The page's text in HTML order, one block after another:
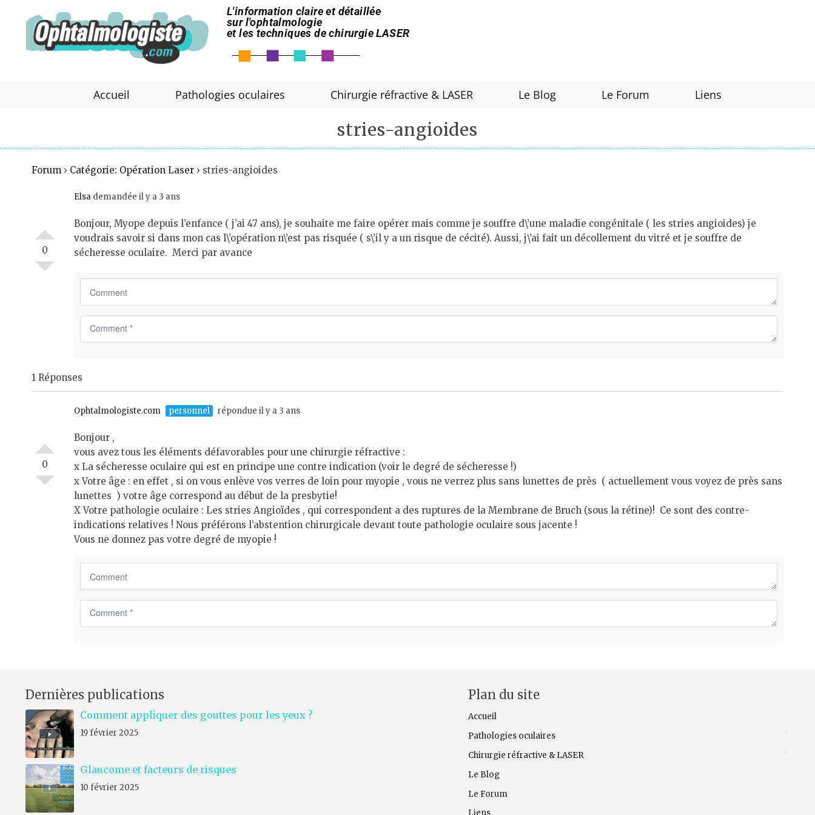
L'information claire et détaillée
sur l'ophtalmologie
et les techniques de chirurgie LASER
Accueil Pathologies oculaires Chirurgie réfractive & LASER Le Blog Le Forum Liens
stries-angioides
Forum › Catégorie: Opération Laser › stries-angioides
0
Elsa demandée il y a 3 ans
Bonjour, Myope depuis l’enfance ( j’ai 47 ans), je souhaite me faire opérer mais comme je souffre d\’une maladie congénitale ( les stries angioides) je
voudrais savoir si dans mon cas l\’opération n\’est pas risquée ( s\’il y a un risque de cécité). Aussi, j\’ai fait un décollement du vitré et je souffre de
sécheresse oculaire. Merci par avance
e
n
t
1 Réponses
0
Ophtalmologiste.com personnel répondue il y a 3 ans
Bonjour ,
vous avez tous les éléments défavorables pour une chirurgie réfractive :
x La sécheresse oculaire qui est en principe une contre indication (voir le degré de sécheresse !)
x Votre âge : en effet , si on vous enlève vos verres de loin pour myopie , vous ne verrez plus sans lunettes de près ( actuellement vous voyez de près sans
lunettes ) votre âge correspond au début de la presbytie!
X Votre pathologie oculaire : Les stries Angioïdes , qui correspondent a des ruptures de la Membrane de Bruch (sous la rétine)! Ce sont des contre-
indications relatives ! Nous préférons l’abstention chirurgicale devant toute pathologie oculaire sous jacente !
Vous ne donnez pas votre degré de myopie !
t
Dernières publications
Comment appliquer des gouttes pour les yeux ?
19 février 2025
Glaucome et facteurs de risques
10 février 2025
Plan du site
Accueil
Pathologies oculaires
Chirurgie réfractive & LASER
Le Blog
Le Forum